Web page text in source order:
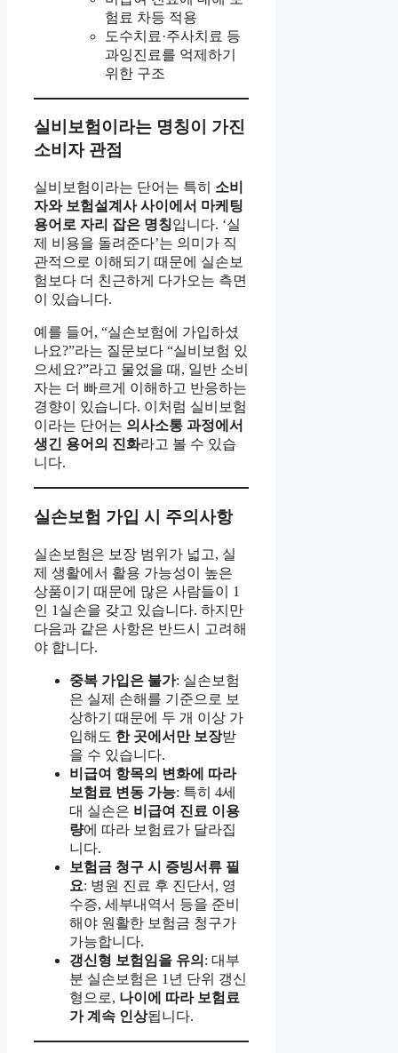
험료 차등 적용
도수치료·주사치료 등
과잉진료를 억제하기
위한 구조
실비보험이라는 명칭이 가진
소비자 관점
실비보험이라는 단어는 특히 소비
자와 보험설계사 사이에서 마케팅
용어로 자리 잡은 명칭입니다. ‘실
제 비용을 돌려준다’는 의미가 직
관적으로 이해되기 때문에 실손보
험보다 더 친근하게 다가오는 측면
이 있습니다.
예를 들어, “실손보험에 가입하셨
나요?”라는 질문보다 “실비보험 있
으세요?”라고 물었을 때, 일반 소비
자는 더 빠르게 이해하고 반응하는
경향이 있습니다. 이처럼 실비보험
이라는 단어는 의사소통 과정에서
생긴 용어의 진화라고 볼 수 있습
니다.
실손보험 가입 시 주의사항
실손보험은 보장 범위가 넓고, 실
제 생활에서 활용 가능성이 높은
상품이기 때문에 많은 사람들이 1
인 1실손을 갖고 있습니다. 하지만
다음과 같은 사항은 반드시 고려해
야 합니다.
중복 가입은 불가: 실손보험
은 실제 손해를 기준으로 보
상하기 때문에 두 개 이상 가
입해도 한 곳에서만 보장받
을 수 있습니다.
비급여 항목의 변화에 따라
보험료 변동 가능: 특히 4세
대 실손은 비급여 진료 이용
량에 따라 보험료가 달라집
니다.
보험금 청구 시 증빙서류 필
요: 병원 진료 후 진단서, 영
수증, 세부내역서 등을 준비
해야 원활한 보험금 청구가
가능합니다.
갱신형 보험임을 유의 : 대부
분 실손보험은 1년 단위 갱신
형으로, 나이에 따라 보험료
가 계속 인상됩니다.